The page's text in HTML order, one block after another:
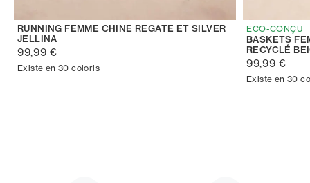
RUNNING FEMME CHINE REGATE ET SILVER
JELLINA
99,99 €
Existe en 30 coloris
ECO-CONÇU
BASKETS
RECYCLÉ
99,99 €
Existe en 30